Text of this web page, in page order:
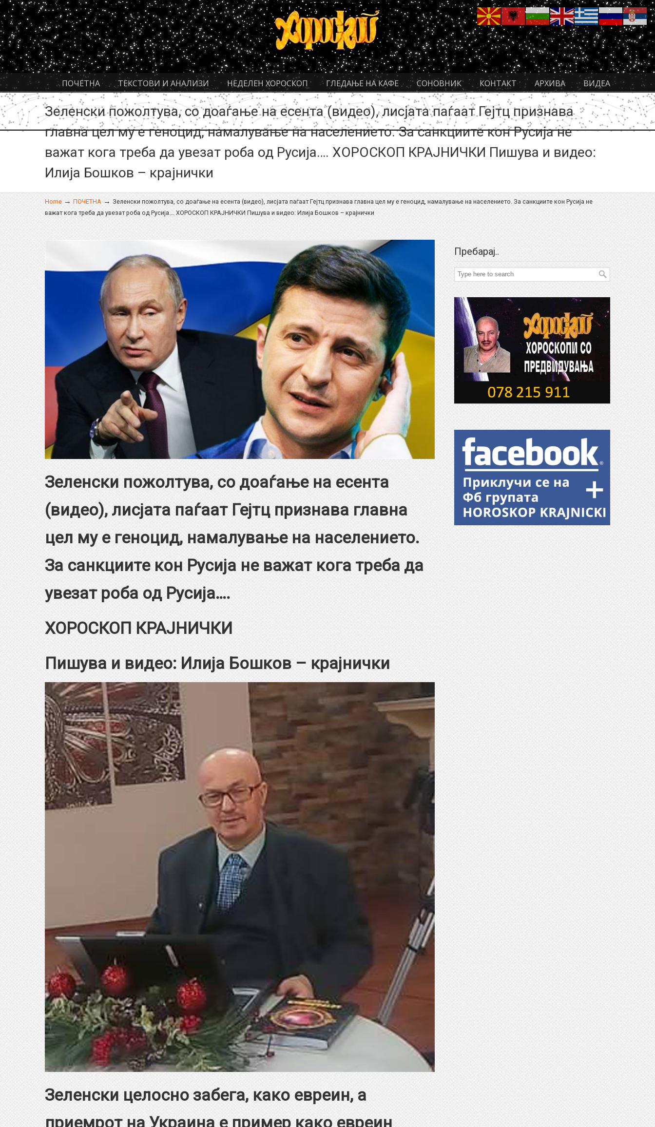
ПОЧЕТНА ТЕКСТОВИ И АНАЛИЗИ НЕДЕЛЕН ХОРОСКОП ГЛЕДАЊЕ НА КАФЕ СОНОВНИК КОНТАКТ АРХИВА ВИДЕА
Navigation
Зеленски пожолтува, со доаѓање на есента (видео), лисјата паѓаат Гејтц признава
главна цел му е геноцид, намалување на населението. За санкциите кон Русија не
важат кога треба да увезат роба од Русија…. ХОРОСКОП КРАЈНИЧКИ Пишува и видео:
Илија Бошков – крајнички
Home → ПОЧЕТНА → Зеленски пожолтува, со доаѓање на есента (видео), лисјата паѓаат Гејтц признава главна цел му е геноцид, намалување на населението. За санкциите кон Русија не
важат кога треба да увезат роба од Русија…. ХОРОСКОП КРАЈНИЧКИ Пишува и видео: Илија Бошков – крајнички
Зеленски пожолтува, со доаѓање на есента
(видео), лисјата паѓаат Гејтц признава главна
цел му е геноцид, намалување на населението.
За санкциите кон Русија не важат кога треба да
увезат роба од Русија….
ХОРОСКОП КРАЈНИЧКИ
Пишува и видео: Илија Бошков – крајнички
Зеленски целосно забега, како евреин, а
приемрот на Украина е пример како евреин
Пребарај..